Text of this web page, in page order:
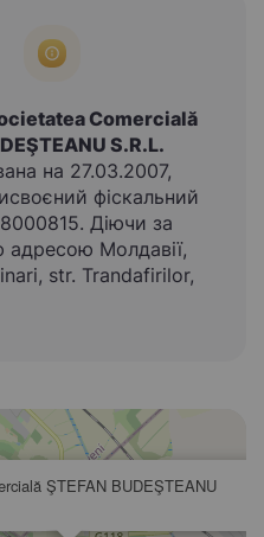
Comercială
S.R.L.
на 27.03.2007,
фіскальний
Діючи за
Молдавії,
str. Trandafirilor,
ŞTEFAN BUDEŞTEANU